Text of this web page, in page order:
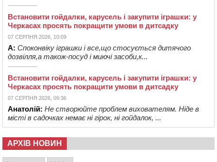
Встановити гойдалки, карусель і закупити іграшки: у
Черкасах просять покращити умови в дитсадку
07 СЕРПНЯ 2026, 10:09
А: Споконвіку іграшки і все,що стосується дитячого
дозвілля,а також-посуд і миючі засоби,к...
Встановити гойдалки, карусель і закупити іграшки: у
Черкасах просять покращити умови в дитсадку
07 СЕРПНЯ 2026, 09:36
Анатолій: Не створюйте проблем вихователям. Ніде в
місті в садочках немає ні гірок, ні гойдалок, ...
АРХІВ НОВИН